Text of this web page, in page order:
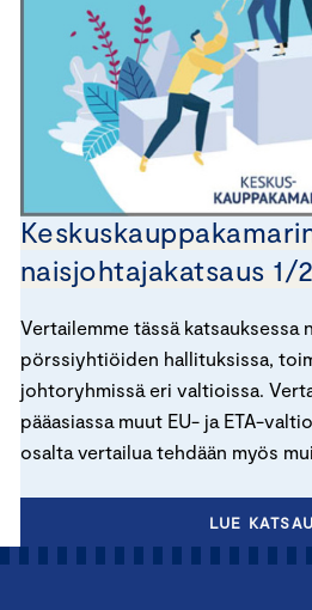
naisjohtajakatsaus 1/
Vertailemme tässä katsauksessa
pörssiyhtiöiden hallituksissa,
johtoryhmissä eri valtioissa.
pääasiassa muut EU- ja ETA-
osalta vertailua tehdään myös
LUE